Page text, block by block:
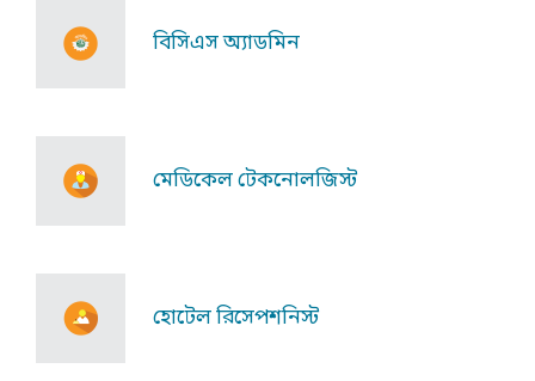
বিসিএস অ্যাডমিন
মেডিকেল টেকনোলজিস্ট
হোটেল রিসেপশনিস্ট